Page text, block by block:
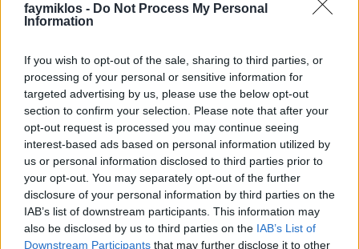
faymiklos - Do Not Process My Personal
Information
If you wish to opt-out of the sale, sharing to third parties, or
processing of your personal or sensitive information for
targeted advertising by us, please use the below opt-out
section to confirm your selection. Please note that after your
opt-out request is processed you may continue seeing
interest-based ads based on personal information utilized by
us or personal information disclosed to third parties prior to
your opt-out. You may separately opt-out of the further
disclosure of your personal information by third parties on the
IAB’s list of downstream participants. This information may
also be disclosed by us to third parties on the IAB’s List of
Downstream Participants that may further disclose it to other
A hit meg a remény
stolzingimalter 2023. január 12.
Mindig úgy gondoltam erre a lemezre, mint a
kihagyott lehetőségre. Már hogy én hagytam ki a
lehetőséget, nem barátkoztam vele össze
intenzívebben, meghallgattam, eltettem, igen, igen,
szép, szép. Vagy talán nem olyan szép, de majd
valamikor meghallgatom, és minden kiderül. Aztán